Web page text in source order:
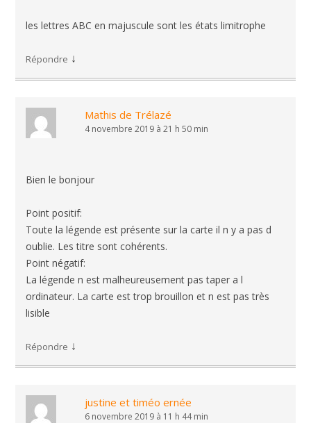
les lettres ABC en majuscule sont les états limitrophe
Répondre ↓
Mathis de Trélazé
4 novembre 2019 à 21 h 50 min
Bien le bonjour
Point positif:
Toute la légende est présente sur la carte il n y a pas d
oublie. Les titre sont cohérents.
Point négatif:
La légende n est malheureusement pas taper a l
ordinateur. La carte est trop brouillon et n est pas très
lisible
Répondre ↓
justine et timéo ernée
6 novembre 2019 à 11 h 44 min